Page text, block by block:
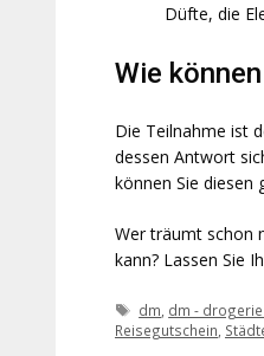
Düfte, die
Wie
Die Teilnahme ist
dessen Antwort
können Sie diesen
Wer träumt schon
kann? Lassen Sie
Schlagwörter
dm, dm -
Reisegutschein,